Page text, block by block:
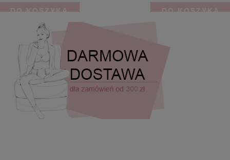
DO KOSZYKA DO KOSZYKA